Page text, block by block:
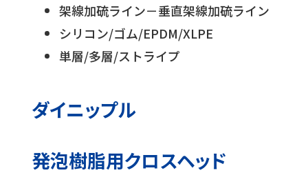
架線加硫ライン－垂直架線加硫ライン
シリコン/ゴム/EPDM/XLPE
単層/多層/ストライプ
ダイニップル
発泡樹脂用クロスヘッド